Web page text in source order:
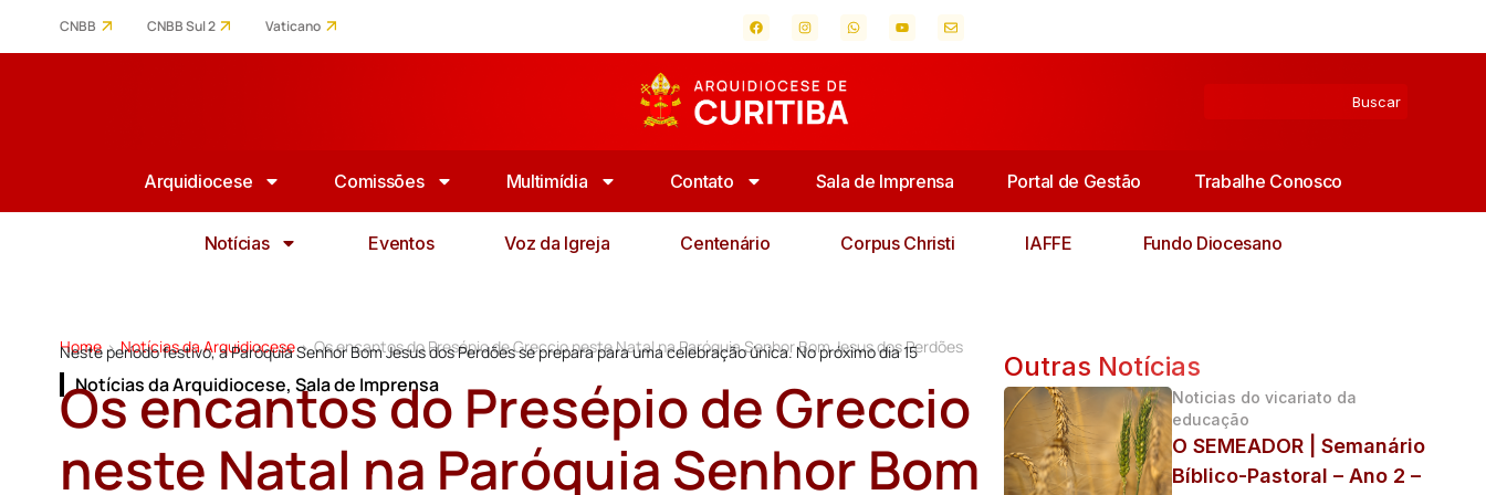
CNBB CNBB Sul 2 Vaticano
Arquidiocese Comissões Multimídia Contato Sala de Imprensa Portal de Gestão Trabalhe Conosco
Notícias Eventos Voz da Igreja Centenário Corpus Christi IAFFE Fundo Diocesano
Home > Notícias da Arquidiocese > Os encantos do Presépio de Greccio neste Natal na Paróquia Senhor Bom Jesus dos Perdões
Neste período festivo, a Paróquia Senhor Bom Jesus dos Perdões se prepara para uma celebração única. No próximo dia 15
Notícias da Arquidiocese, Sala de Imprensa
Os encantos do Presépio de Greccio
neste Natal na Paróquia Senhor Bom
Outras Notícias
Noticias do vicariato da
educação
O SEMEADOR | Semanário
Bíblico-Pastoral – Ano 2 –